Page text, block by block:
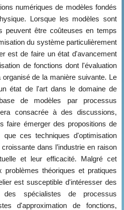
numériques de modèles fondés
Lorsque les modèles sont
peuvent être coûteuses en temps
du système particulièrement
est de faire un état d'avancement
de fonctions dont l'évaluation
de la manière suivante. Le
état de l'art dans le domaine de
de modèles par processus
consacrée à des discussions,
faire émerger des propositions de
ces techniques d'optimisation
dans l’industrie en raison
et leur efficacité. Malgré cet
problèmes théoriques et pratiques
est susceptible d'intéresser des
des spécialistes de processus
d'approximation de fonctions,